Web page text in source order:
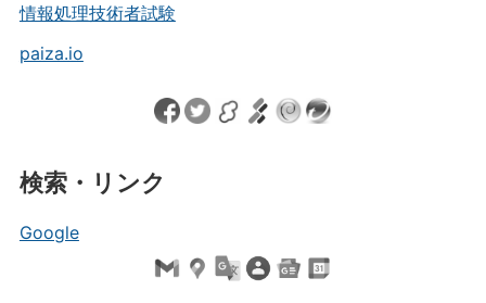
情報処理技術者試験
paiza.io
検索・リンク
Google